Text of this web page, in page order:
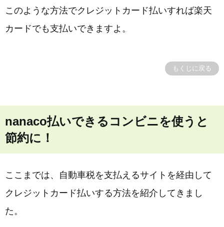
このような方法でクレジットカード払いすれば楽天
カードでも支払いできますよ。
もくじに戻る
nanaco払いできるコンビニを使うと
節約に！
ここまでは、自動車税を支払えるサイトを経由して
クレジットカード払いする方法を紹介してきまし
た。